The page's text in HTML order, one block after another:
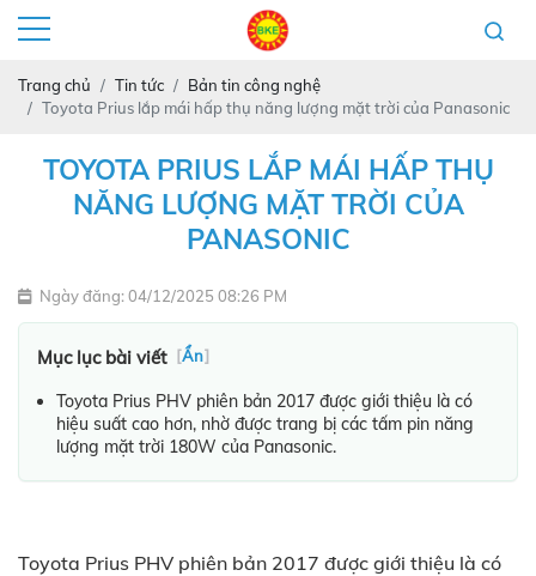
Trang chủ Tin tức
Bản tin công nghệ
Toyota Prius lắp mái hấp thụ năng lượng mặt trời của Panasonic
TOYOTA PRIUS LẮP MÁI HẤP THỤ
NĂNG LƯỢNG MẶT TRỜI CỦA
PANASONIC
Ngày đăng: 04/12/2025 08:26 PM
Mục lục bài viết [Ẩn]
Toyota Prius PHV phiên bản 2017 được giới thiệu là có
hiệu suất cao hơn, nhờ được trang bị các tấm pin năng
lượng mặt trời 180W của Panasonic.
Toyota Prius PHV phiên bản 2017 được giới thiệu là có